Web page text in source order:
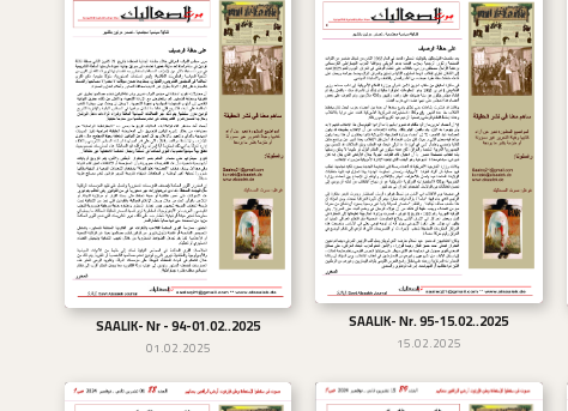
تحميل
SAALIK- Nr. 95-15.02..2025
15.02.2025
تحميل
SAALIK- Nr - 94-01.02..2025
01.02.2025